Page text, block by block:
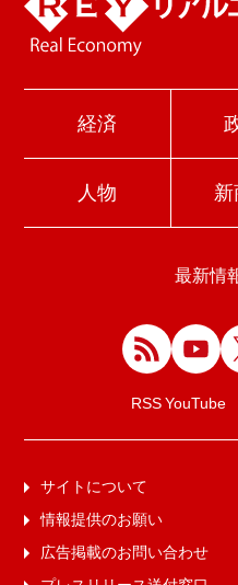
経済
人物 新
最新情
RSSYouTube
サイトについて
情報提供のお願い
広告掲載のお問い合わせ